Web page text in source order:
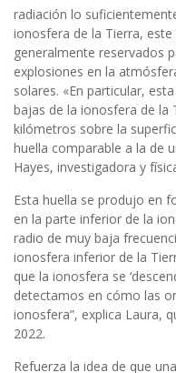
radiación lo
ionosfera de la Tierra,
generalmente reservados
explosiones en la
solares. «En particular,
bajas de la ionosfera de la
kilómetros sobre la
huella comparable a la de
Hayes, investigadora y
Esta huella se produjo en
en la parte inferior de la
radio de muy baja
ionosfera inferior de la
que la ionosfera se
detectamos en cómo las
ionosfera”, explica Laura,
2022.
Refuerza la idea de que